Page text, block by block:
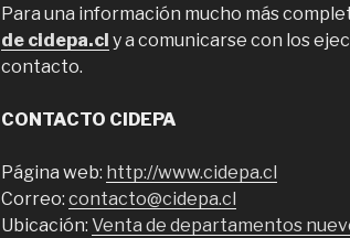
Para una información mucho más
de cidepa.cl y a comunicarse con los
contacto.
CONTACTO CIDEPA
Página web: http://www.cidepa.cl
Correo: contacto@cidepa.cl
Ubicación: Venta de departamentos